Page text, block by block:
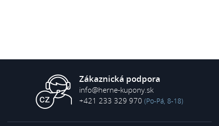
Zákaznická podpora
info@herne-kupony.sk
+421 233 329 970 (Po-Pá, 8-18)